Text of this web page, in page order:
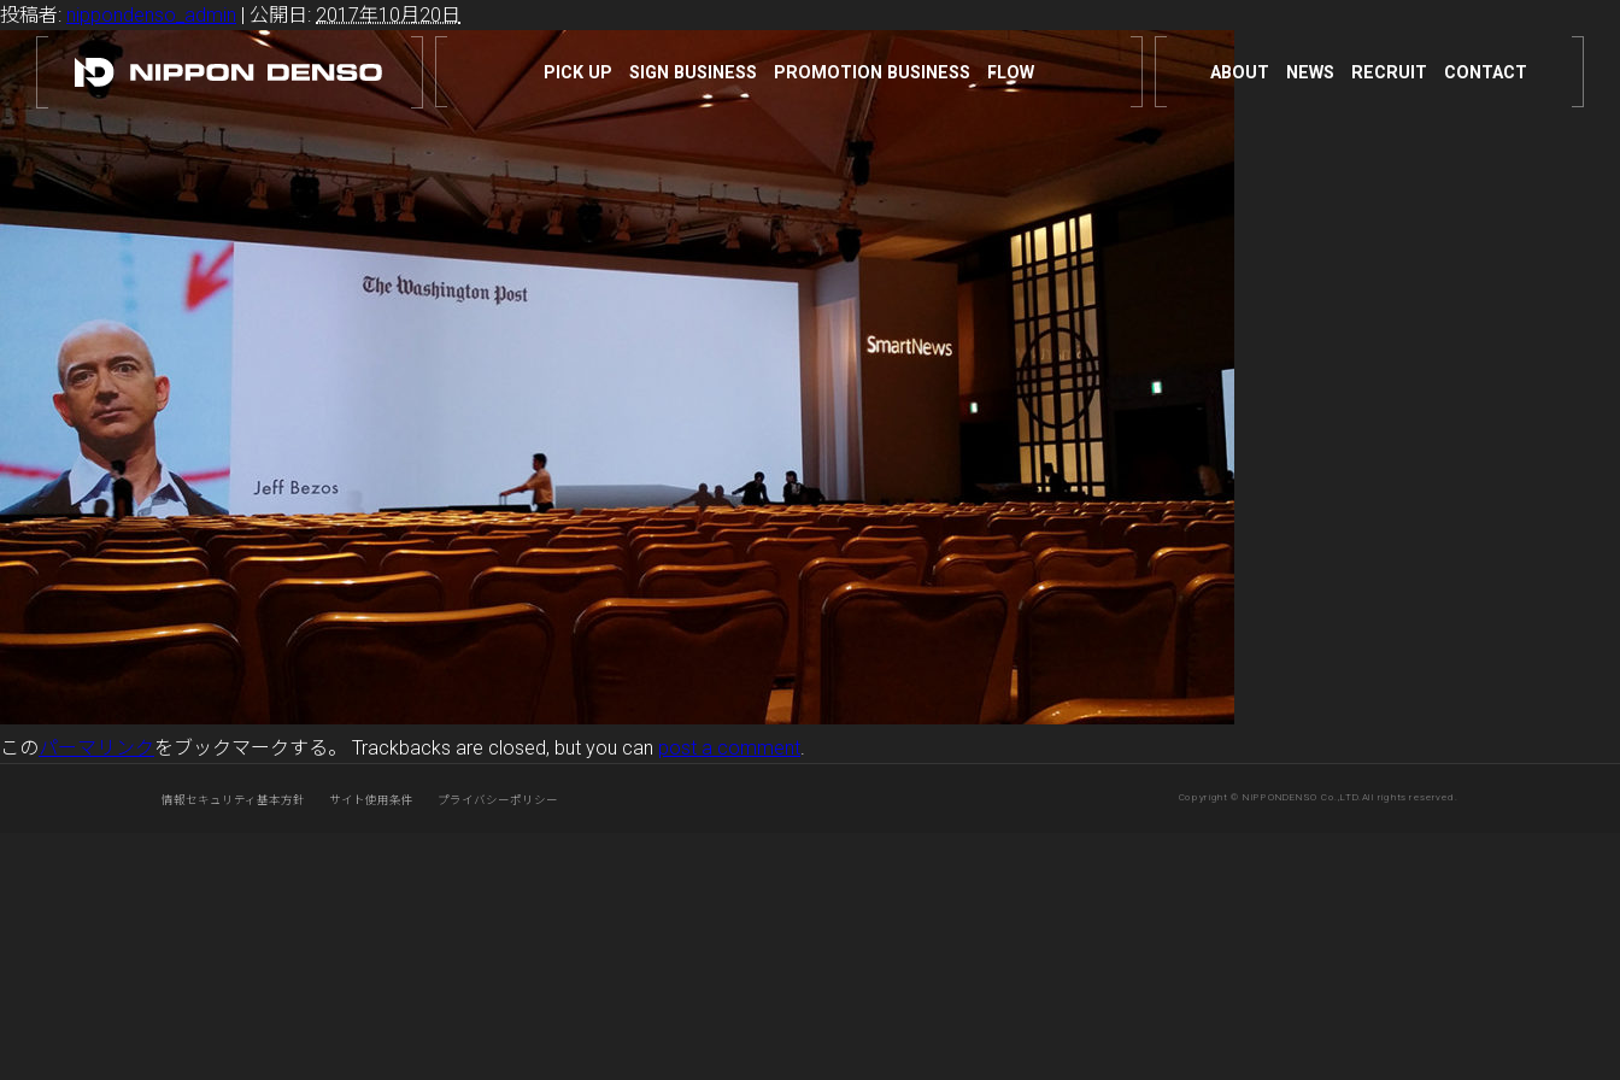
PICK UP SIGN BUSINESS PROMOTION BUSINESS FLOW ABOUT NEWS RECRUIT CONTACT
投稿者: nippondenso_admin | 公開日: 2017年10月20日
このパーマリンク をブックマークする。 Trackbacks are closed, but you can post a comment.
情報セキュリティ基本方針 サイト使用条件 プライバシーポリシー Copyright © NIPPONDENSO Co.,LTD.All rights reserved.